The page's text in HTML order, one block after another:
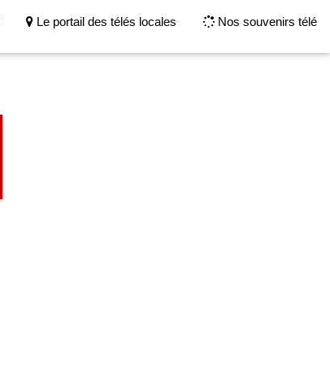
Le portail des télés locales Nos souvenirs télé